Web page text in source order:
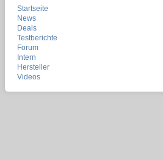
Startseite
News
Deals
Testberichte
Forum
Intern
Hersteller
Videos